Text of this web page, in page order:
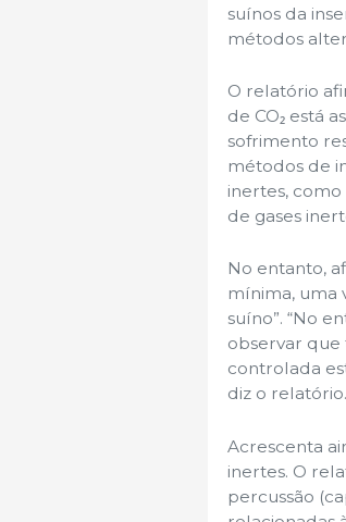
suínos da
métodos
O relatório
de CO₂ está
sofrimento
métodos de
inertes, como
de gases
No entanto,
mínima, uma
suíno”. “No
observar que
controlada
diz o relatório.
Acrescenta
inertes. O
percussão